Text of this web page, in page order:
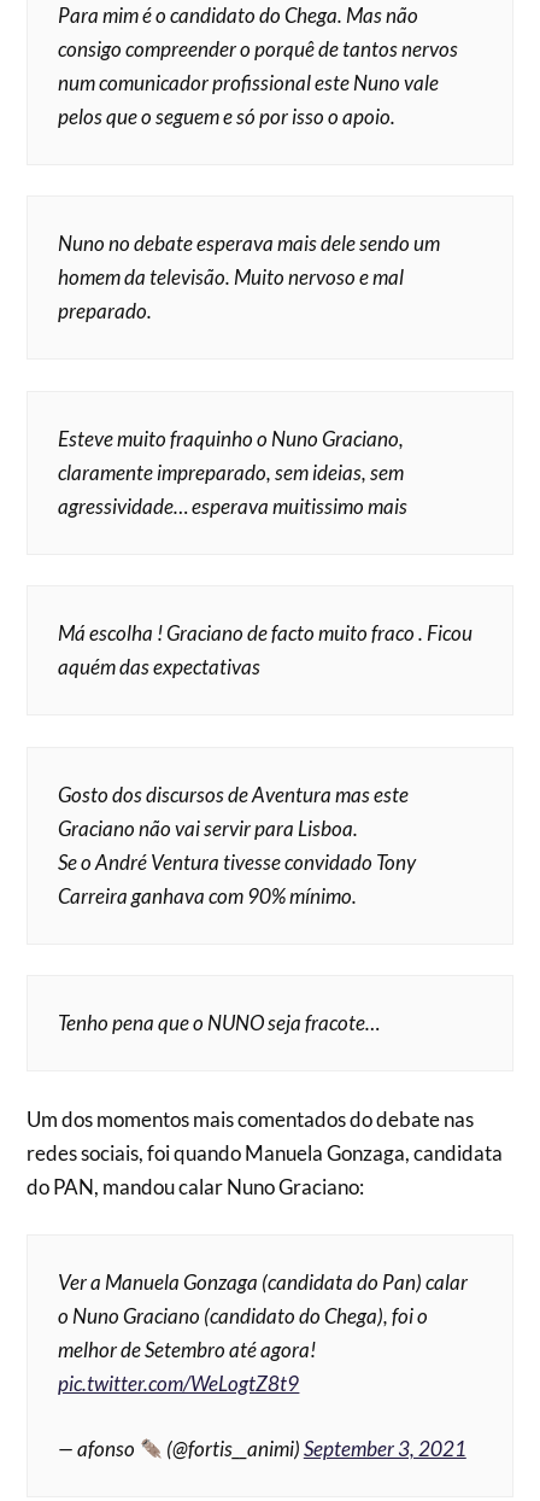
Para mim é o candidato do Chega. Mas não
consigo compreender o porquê de tantos nervos
num comunicador profissional este Nuno vale
pelos que o seguem e só por isso o apoio.
Nuno no debate esperava mais dele sendo um
homem da televisão. Muito nervoso e mal
preparado.
Esteve muito fraquinho o Nuno Graciano,
claramente impreparado, sem ideias, sem
agressividade… esperava muitissimo mais
Má escolha ! Graciano de facto muito fraco . Ficou
aquém das expectativas
Gosto dos discursos de Aventura mas este
Graciano não vai servir para Lisboa.
Se o André Ventura tivesse convidado Tony
Carreira ganhava com 90% mínimo.
Tenho pena que o NUNO seja fracote…
Um dos momentos mais comentados do debate nas
redes sociais, foi quando Manuela Gonzaga, candidata
do PAN, mandou calar Nuno Graciano:
Ver a Manuela Gonzaga (candidata do Pan) calar
o Nuno Graciano (candidato do Chega), foi o
melhor de Setembro até agora!
pic.twitter.com/WeLogtZ8t9
— afonso (@fortis__animi)September 3, 2021